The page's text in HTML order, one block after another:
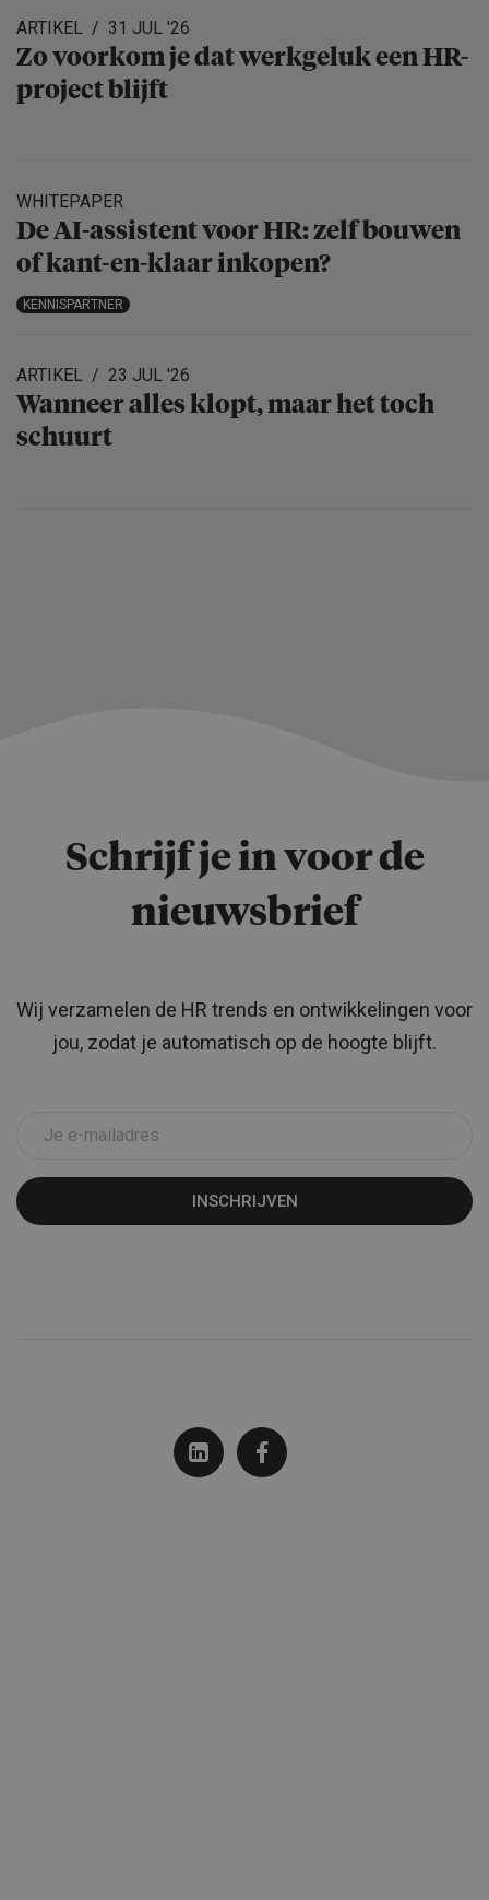
ARTIKEL 31 JUL '26
Zo voorkom je dat werkgeluk een HR-
project blijft
WHITEPAPER
De AI-assistent voor HR: zelf bouwen
of kant-en-klaar inkopen?
KENNISPARTNER
ARTIKEL 23 JUL '26
Wanneer alles klopt, maar het toch
schuurt
Schrijf je in voor de
nieuwsbrief
Wij verzamelen de HR trends en ontwikkelingen voor
jou, zodat je automatisch op de hoogte blijft.